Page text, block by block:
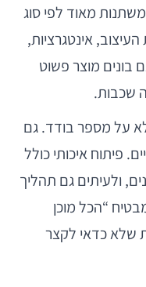
משתנות מאוד לפי סוג
אינטגרציות,
בונים מוצר פשוט
שכבות.
על מספר בודד. גם
פיתוח איכותי כולל
ולעיתים גם תהליך
“הכל מוכן
שלא כדאי לקצר